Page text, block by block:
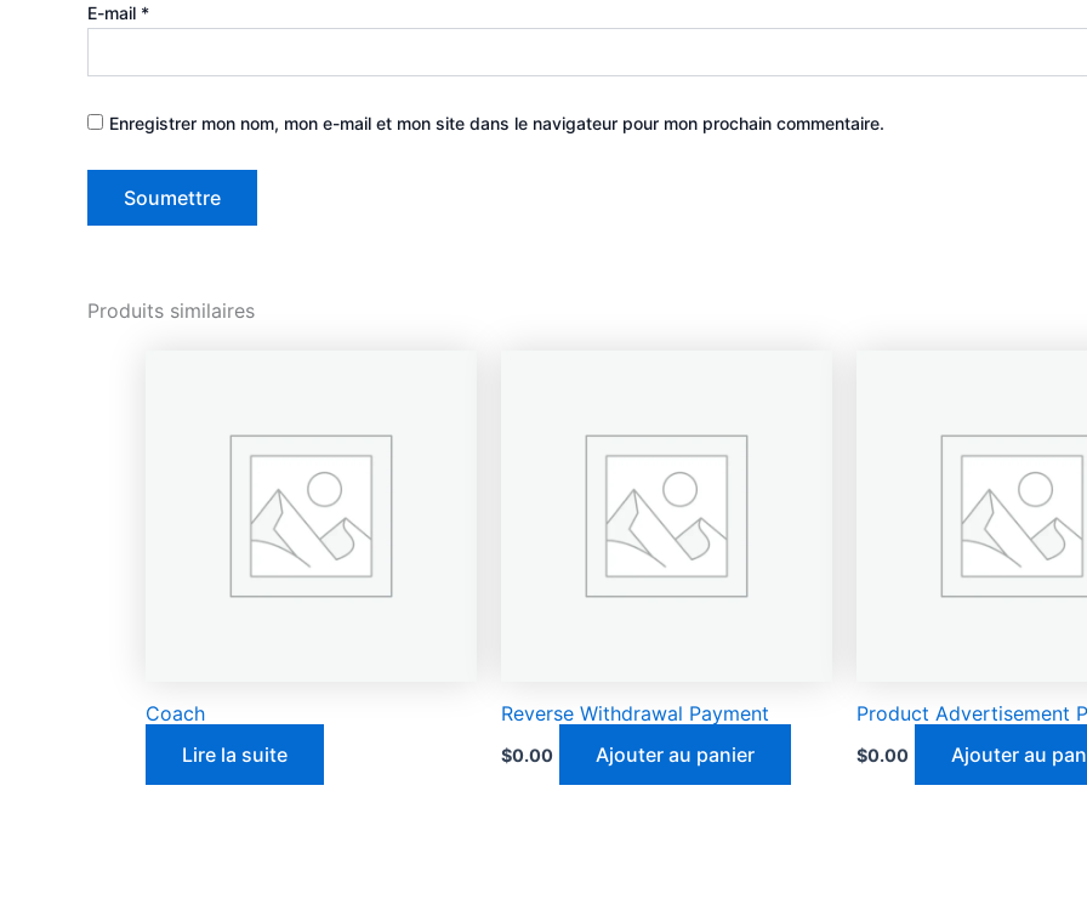
E-mail *
Enregistrer mon nom, mon e-mail et mon site dans le navigateur pour mon prochain commentaire.
Produits similaires
Coach
Lire la suite
Reverse Withdrawal Payment
$0.00 Ajouter au panier
Product Advertisement
$0.00 Ajouter au